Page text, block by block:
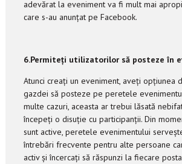
adevărat la eveniment va fi mult mai
care s-au anunțat pe Facebook.
6.Permiteți utilizatorilor să posteze în
Atunci creați un eveniment, aveți opțiunea
gazdei să posteze pe peretele
multe cazuri, aceasta ar trebui lăsată
începeți o disuție cu participanții. Din
sunt active, peretele evenimentului
întrebări frecvente pentru alte persoane
activ și încercați să răspunzi la fiecare